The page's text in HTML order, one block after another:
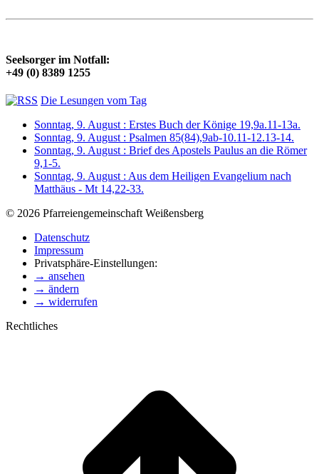
Seelsorger im Notfall:
+49 (0) 8389 1255
Die Lesungen vom Tag
Sonntag, 9. August : Erstes Buch der Könige 19,9a.11-13a.
Sonntag, 9. August : Psalmen 85(84),9ab-10.11-12.13-14.
Sonntag, 9. August : Brief des Apostels Paulus an die Römer
9,1-5.
Sonntag, 9. August : Aus dem Heiligen Evangelium nach
Matthäus - Mt 14,22-33.
© 2026 Pfarreiengemeinschaft Weißensberg
Datenschutz
Impressum
Privatsphäre-Einstellungen:
→ ansehen
→ ändern
→ widerrufen
Rechtliches